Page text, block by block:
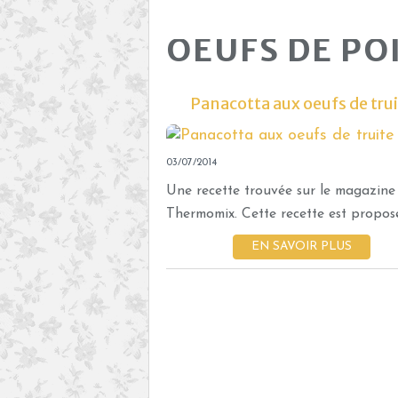
OEUFS DE
Panacotta aux oeufs de
03/07/2014
Une recette trouvée sur le magazine
Thermomix. Cette recette est
EN SAVOIR PLUS